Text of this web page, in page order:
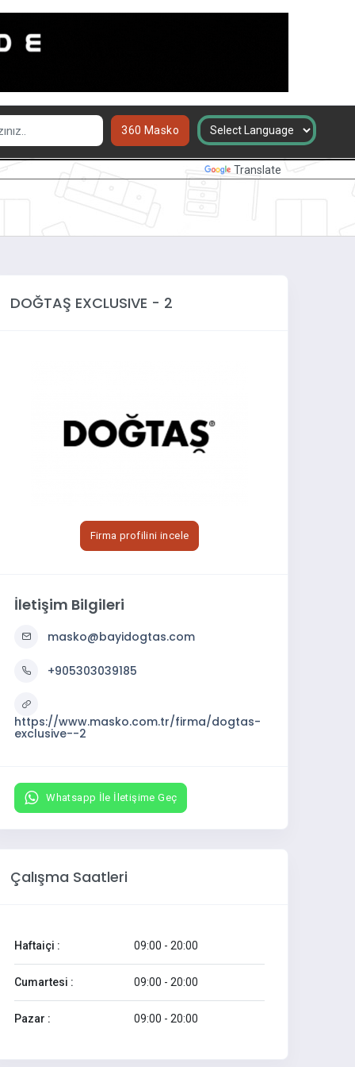
Translate
360 Masko
DOĞTAŞ EXCLUSIVE - 2
Firma profilini incele
İletişim Bilgileri
masko@bayidogtas.com
+905303039185
https://www.masko.com.tr/firma/dogtas-
exclusive--2
Whatsapp İle İletişime Geç
Çalışma Saatleri
Haftaiçi : 09:00 - 20:00
Cumartesi : 09:00 - 20:00
Pazar : 09:00 - 20:00